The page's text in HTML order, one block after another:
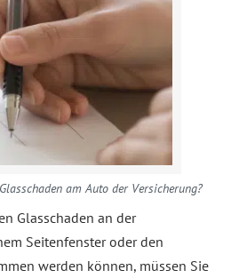
am Auto der Versicherung?
Glasschaden an der
Seitenfenster oder den
werden können, müssen Sie